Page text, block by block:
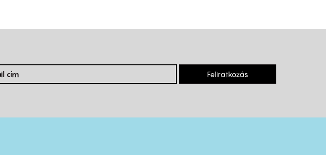
Feliratkozás